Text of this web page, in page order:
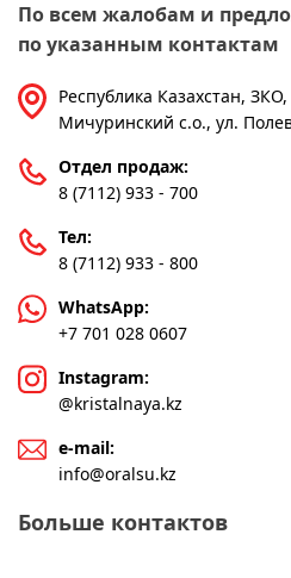
По всем жалобам и
по указанным контактам
Республика Казахстан,
Мичуринский с.о., ул.
Отдел продаж:
8 (7112) 933 - 700
Тел:
8 (7112) 933 - 800
WhatsApp:
+7 701 028 0607
Instagram:
@kristalnaya.kz
e-mail:
info@oralsu.kz